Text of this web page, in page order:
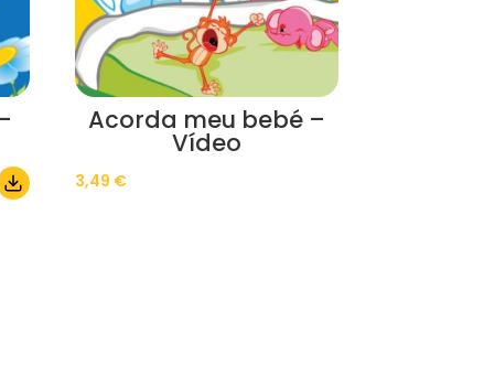
Acorda meu bebé –
Vídeo
3,49 €